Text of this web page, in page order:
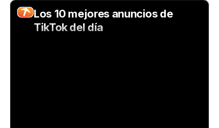
Los 10 mejores anuncios de
TikTok del día